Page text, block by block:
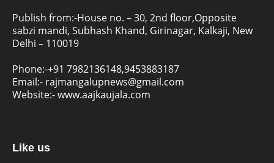
Publish from:-House no. – 30, 2nd floor,Opposite
sabzi mandi, Subhash Khand, Girinagar, Kalkaji, New
Delhi – 110019
Phone:-+91 7982136148,9453883187
Email:- rajmangalupnews@gmail.com
Website:-www.aajkaujala.com
Like us